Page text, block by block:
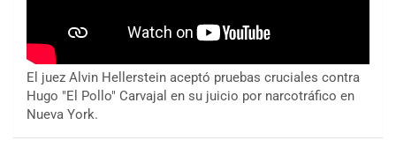
El juez Alvin Hellerstein aceptó pruebas cruciales contra
Hugo "El Pollo" Carvajal en su juicio por narcotráfico en
Nueva York.